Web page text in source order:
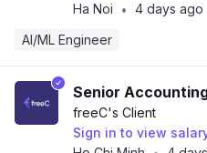
Ha Noi
• 4 days ago
AI/ML Engineer
Senior
freeC's Client
Sign in to view